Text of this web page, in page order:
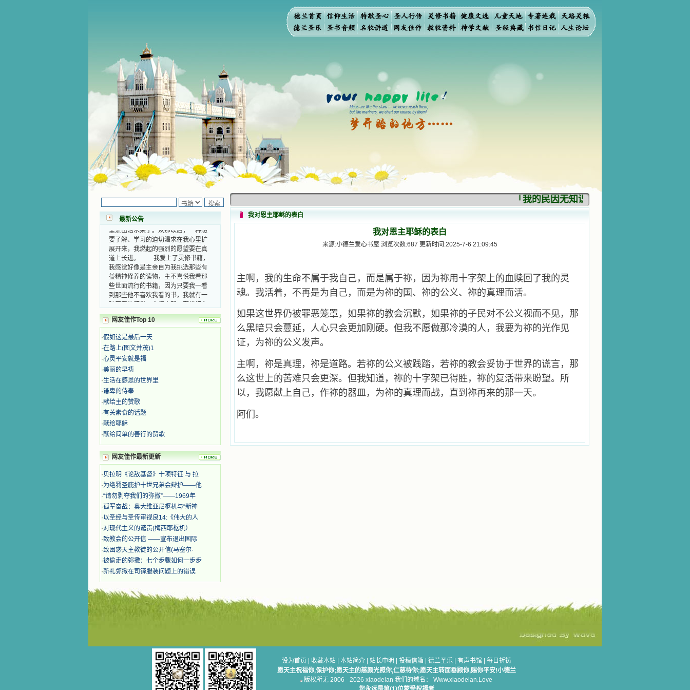
最新公告
小德兰爱心书屋最新公告 有一天，我
做了一个奇怪的梦，至今让我难忘。
梦中，我看到一本打开的用石头做的
书，我用舌头去舔它，觉得有一种甜
味，我就更用力去舔，最后从这本书
要了解、学习的迫切渴求在我心里扩
展开来，我燃起的强烈的愿望要在真
道上长进。 我爱上了灵修书籍，
我感觉好像是主亲自为我挑选那些有
益精神修养的读物，主不喜悦我看那
些世面流行的书籍，因为只要我一看
到那些他不喜欢我看的书，我就有一
种厌恶的感觉。主保守我，那样细心
本不良的书籍。 善良的书使人向
善，这些圣人的作品，渐渐地印在了
我的脑子里。读这些圣书时，我思潮
汹涌起伏，欣喜不能自已。书中谈到
这些圣人们如何在与主的交往中得到
灵命的更新，德行的馨香如何上达天
庭。啊，在这世上曾住过那么多热心
的圣人，为了传播福音，他们告别亲
人，舍下了他们手中的一切，轻快地
踏上了异国他乡，到没有人知道真神
的世界里去。啊，若不是主的引领，
我可能到死还不认识他们呢！ 我
的心灵从主给我的这些圣人的言行中
奋啊！当我读到他们为主而受人逼
时，我为他们的在天之灵祈祷，我哭
着，为自已的同胞带给他们的苦难而
哀号。我一遍遍地重读那一行行被我
的斑斑泪痕弄得模糊不清的字句，那
些被主的爱火所燃烧而离开家乡来到
中国的传教士，我多么爱你们啊！我
心中流淌着多少感激的泪水。 他
们受苦却觉得喜乐，因为他们爱主，
他们感到能为主受一点苦是多么喜乐
的事。他们受苦时仍在唱着感谢的
歌，因他们无法不称颂主，因主使他
烧起一股无法扑灭的火焰，他们那强
有力的言行激励我向前。 我一面
读，一面想过着他们这样圣善的生
想到我有一天还要见到他们，亲耳聆
听他们的教诲，伴随在他们的身边，
和他们一起赞颂吾主，想到那使我欣
喜欢乐的甜蜜的相会，这世界对于我
网友佳作Top 10
·假如这是最后一天
·在路上(图文并茂)1
·心灵平安就是福
·美丽的早祷
·生活在感恩的世界里
·谦卑的侍奉
·献给主的赞歌
·有关素食的话题
·献给耶稣
·献给简单的善行的赞歌
网友佳作最新更新
·贝拉明《论敌基督》十项特征 与 拉
·为绝罚圣庇护十世兄弟会辩护——他
·“请勿剥夺我们的弥撒”——1969年
·孤军奋战：奥大维亚尼枢机与“新神
·以圣经与圣传审视良14:《伟大的人
·对现代主义的谴责(梅西耶枢机）
·致教会的公开信 ——宣布退出国际
·致困惑天主教徒的公开信(马塞尔·
·被偷走的弥撒：七个步骤如何一步步
·新礼弥撒在司铎服装问题上的错误
「我的民因无知识而灭亡。你弃掉知识，
我对恩主耶稣的表白
我对恩主耶稣的表白
来源:小德兰爱心书屋 浏览次数:687 更新时间:2025-7-6 21:09:45
主啊，我的生命不属于我自己，而是属于祢，因为祢用十字架上的血赎回了我的灵
魂。我活着，不再是为自己，而是为祢的国、祢的公义、祢的真理而活。
如果这世界仍被罪恶笼罩，如果祢的教会沉默，如果祢的子民对不公义视而不见，那
么黑暗只会蔓延，人心只会更加刚硬。但我不愿做那冷漠的人，我要为祢的光作见
证，为祢的公义发声。
主啊，祢是真理，祢是道路。若祢的公义被践踏，若祢的教会妥协于世界的谎言，那
么这世上的苦难只会更深。但我知道，祢的十字架已得胜，祢的复活带来盼望。所
以，我愿献上自己，作祢的器皿，为祢的真理而战，直到祢再来的那一天。
阿们。
设为首页 收藏本站 本站简介 站长申明 投稿信箱 德兰圣乐 有声书馆
每日祈祷
愿天主祝福你,保护你;愿天主的慈颜光照你,仁慈待你;愿天主转面垂顾你,赐你平安!小德兰
版权所无 2006 - 2026 xiaodelan 我们的域名： Www.xiaodelan.Love